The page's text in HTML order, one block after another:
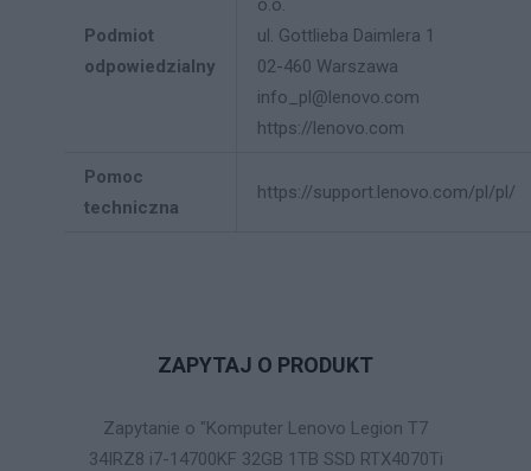
Podmiot
odpowiedzialny
o.o.
ul. Gottlieba Daimlera 1
02-460 Warszawa
info_pl@lenovo.com
https://lenovo.com
Pomoc
techniczna
https://support.lenovo.com/pl/pl/
ZAPYTAJ O PRODUKT
Zapytanie o "Komputer Lenovo Legion T7
34IRZ8 i7-14700KF 32GB 1TB SSD RTX4070Ti